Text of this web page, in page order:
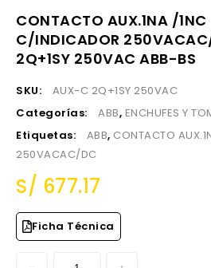
CONTACTO AUX.1NA /1NC
C/INDICADOR
2Q+1SY 250VAC ABB-BS
SKU:
AUX-C 2Q+1SY 250VAC
Categorías:
ABB, ENCHUFES Y
Etiquetas:
ABB, CONTACTO
250VACAC/DC
S/ 677.17
Ficha Técnica